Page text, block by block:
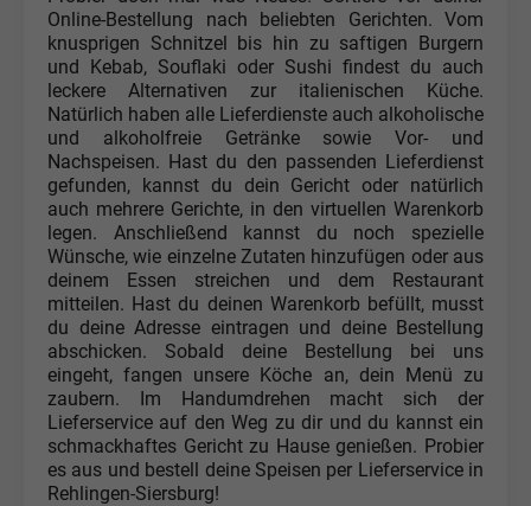
Online-Bestellung nach beliebten Gerichten. Vom
knusprigen Schnitzel bis hin zu saftigen Burgern
und Kebab, Souflaki oder Sushi findest du auch
leckere Alternativen zur italienischen Küche.
Natürlich haben alle Lieferdienste auch alkoholische
und alkoholfreie Getränke sowie Vor- und
Nachspeisen. Hast du den passenden Lieferdienst
gefunden, kannst du dein Gericht oder natürlich
auch mehrere Gerichte, in den virtuellen Warenkorb
legen. Anschließend kannst du noch spezielle
Wünsche, wie einzelne Zutaten hinzufügen oder aus
deinem Essen streichen und dem Restaurant
mitteilen. Hast du deinen Warenkorb befüllt, musst
du deine Adresse eintragen und deine Bestellung
abschicken. Sobald deine Bestellung bei uns
eingeht, fangen unsere Köche an, dein Menü zu
zaubern. Im Handumdrehen macht sich der
Lieferservice auf den Weg zu dir und du kannst ein
schmackhaftes Gericht zu Hause genießen. Probier
es aus und bestell deine Speisen per Lieferservice in
Rehlingen-Siersburg!